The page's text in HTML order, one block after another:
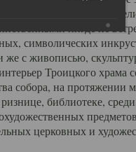
города. Обширный и
нигде не
символических
же с живописью,
Троицкого храма
собора, на протяжении
библиотеке,
церковных и